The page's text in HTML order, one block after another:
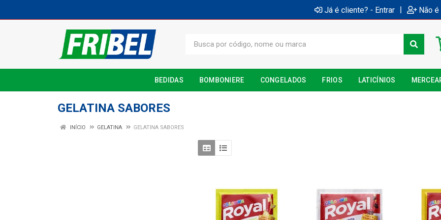
Já é cliente? - Entrar | Não
BEDIDAS BOMBONIERE CONGELADOS FRIOS LATICÍNIOS
GELATINA SABORES
INÍCIO GELATINA GELATINA SABORES